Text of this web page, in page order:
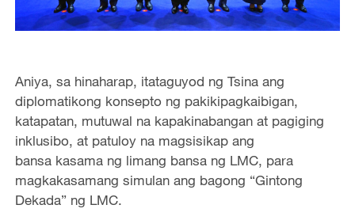
Aniya, sa hinaharap, itataguyod ng Tsina ang
diplomatikong konsepto ng pakikipagkaibigan,
katapatan, mutuwal na kapakinabangan at pagiging
inklusibo, at patuloy na magsisikap ang
bansa kasama ng limang bansa ng LMC, para
magkakasamang simulan ang bagong “Gintong
Dekada” ng LMC.